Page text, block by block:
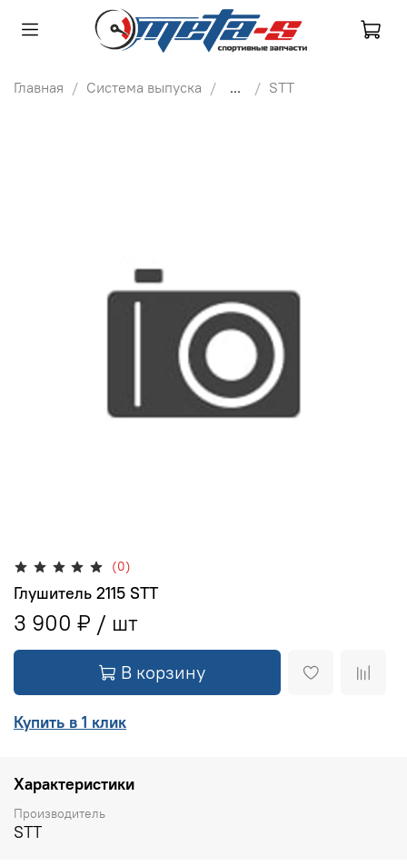
Главная Система выпуска ... STT
(0)
Глушитель 2115 STT
3 900 ₽
В корзину
Купить в 1 клик
Характеристики
Производитель
STT